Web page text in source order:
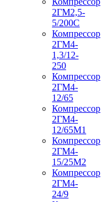
2ГМ2,5-
5/200С
Компрессор
2ГМ4-
1,3/12-
250
Компрессор
2ГМ4-
12/65
Компрессор
2ГМ4-
12/65М1
Компрессор
2ГМ4-
15/25М2
Компрессор
2ГМ4-
24/9